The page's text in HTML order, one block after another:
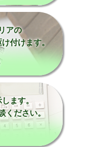
アの
付けます。
ます。
ください。